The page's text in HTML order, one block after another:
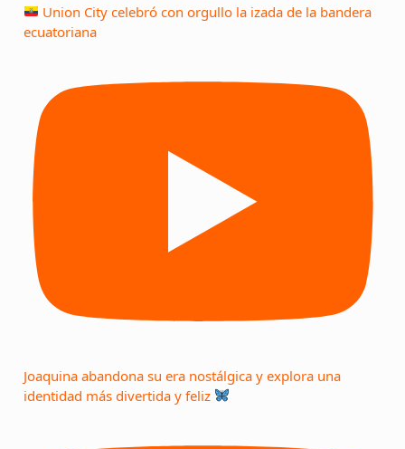
Union City celebró con orgullo la izada de la bandera
ecuatoriana
Joaquina abandona su era nostálgica y explora una
identidad más divertida y feliz